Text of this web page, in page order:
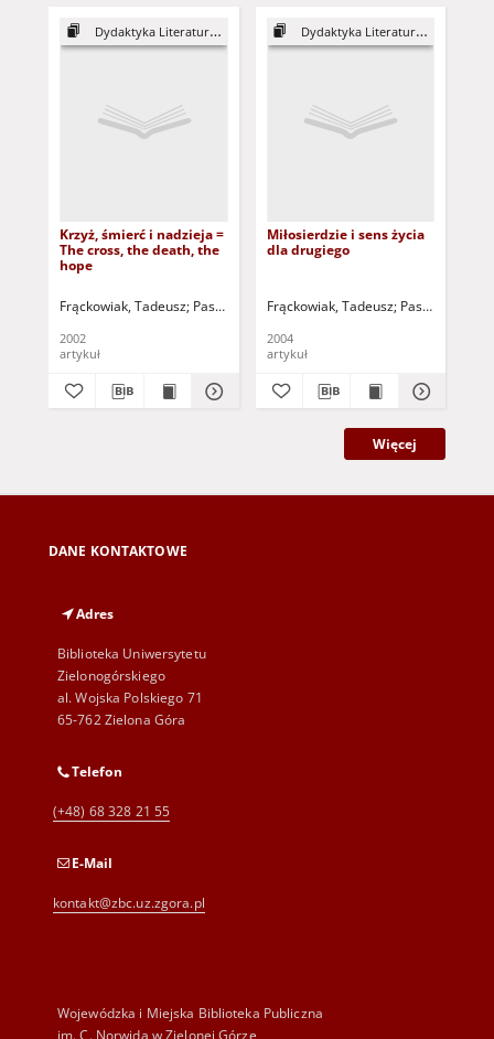
Dydaktyka Literatury, 22
Krzyż, śmierć i nadzieja =
The cross, the death, the
hope
Frąckowiak, Tadeusz Pasterniak, Wojciech (1935-2018 ) - red.
2002
artykuł
Dydaktyka Literatury, 24
Miłosierdzie i sens życia
dla drugiego
Frąckowiak, Tadeusz Pasterniak,
2004
artykuł
Więcej
DANE KONTAKTOWE
Adres
Biblioteka Uniwersytetu
Zielonogórskiego
al. Wojska Polskiego 71
65-762 Zielona Góra
Telefon
(+48) 68 328 21 55
E-Mail
kontakt@zbc.uz.zgora.pl
Wojewódzka i Miejska Biblioteka Publiczna
im. C. Norwida w Zielonej Górze